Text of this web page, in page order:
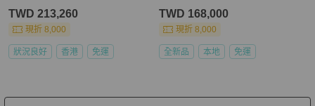
TWD 213,260
現折 8,000
狀況良好 香港 免運
TWD 168,000
現折 8,000
全新品 本地 免運